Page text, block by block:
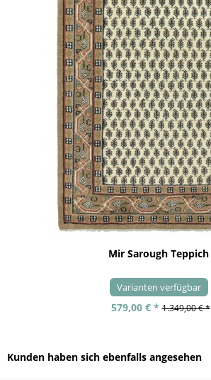
Mir Sarough Teppich
Varianten verfügbar
579,00 € * 1.349,00 € *
Kunden haben sich ebenfalls angesehen